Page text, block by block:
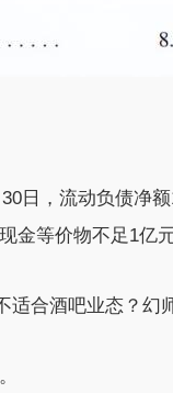
日，流动负债净
金等价物不足1亿
适合酒吧业态？幻